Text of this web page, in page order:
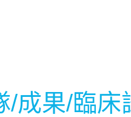
/成果/臨床